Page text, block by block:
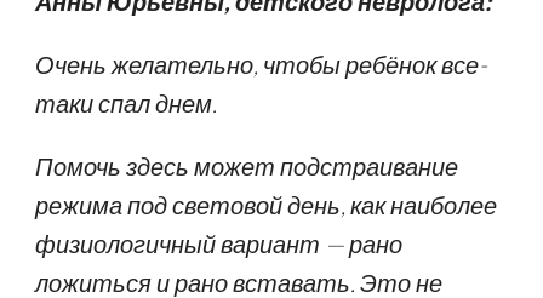
Очень желательно, чтобы ребёнок все-
таки спал днем.
Помочь здесь может подстраивание
режима под световой день, как наиболее
физиологичный вариант — рано
ложиться и рано вставать. Это не